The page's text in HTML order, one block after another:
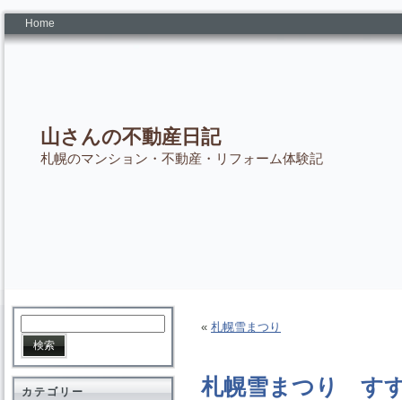
Home
山さんの不動産日記
札幌のマンション・不動産・リフォーム体験記
カテゴリー
« 札幌雪まつり
札幌雪まつり す